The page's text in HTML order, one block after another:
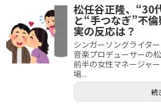
松任谷正隆、“30
と“手つなぎ”不
実の反応は？
シンガーソングライタ
音楽プロデューサーの
前半の女性マネージャ
場...
続